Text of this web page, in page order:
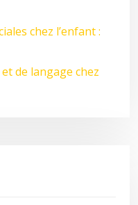
chez l’enfant :
de langage chez